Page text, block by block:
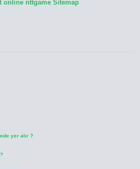
online nttgame Sitemap
yer alır ?